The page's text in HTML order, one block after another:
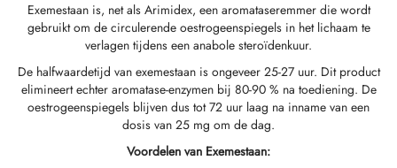
Exemestaan is, net als Arimidex, een aromataseremmer die wordt
gebruikt om de circulerende oestrogeenspiegels in het lichaam te
verlagen tijdens een anabole steroïdenkuur.
De halfwaardetijd van exemestaan is ongeveer 25-27 uur. Dit product
elimineert echter aromatase-enzymen bij 80-90 % na toediening. De
oestrogeenspiegels blijven dus tot 72 uur laag na inname van een
dosis van 25 mg om de dag.
Voordelen van Exemestaan:
Levering En Verkoop Vanuit Magazijn
Levering En Verkoop Vanuit Magazijn
Levering En Verkoop Vanuit Magazijn
MIDDELEN
(DHB)
(Oxymetholone) Injectie
(Drostanolone) Injectie
(Drostanolone) Enanthate
(Drostanolone) Propionaat
(suspensie)
(Oxymetholone) Oraal
(Anastrozol)
Accessoires
Accessoires
Voor Intramusculaire Injectie
Voor Subcutane Injectie
GRF 1-29
Pakket